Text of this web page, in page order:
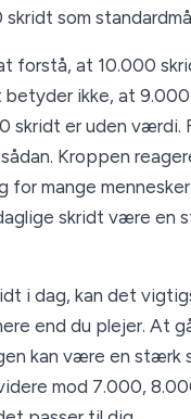
som
forstå, at 10.000
betyder ikke, at
skridt er uden værdi.
Kroppen
mange
skridt være en
i dag, kan det
end du plejer. At
kan være en stærk
mod 7.000,